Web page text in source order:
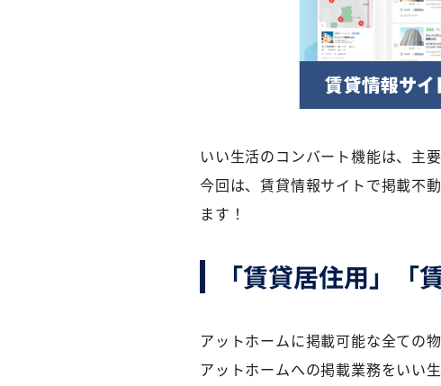
いい生活のコンバート機能は、主
今回は、賃貸情報サイトで掲載不
ます！
「賃貸居住用」
アットホームに掲載可能な全ての
アットホームへの掲載業務をいい